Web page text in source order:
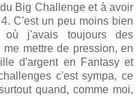
Big Challenge et à avoir
C'est un peu moins bien
où j'avais toujours des
mettre de pression, en
d'argent en Fantasy et
c'est sympa, ce
quand, comme moi,